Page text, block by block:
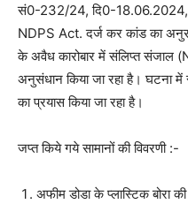
सं0-232/24, दि0-
NDPS Act. दर्ज कर कांड का
के अवैध कारोबार में संलिप्त संजाल
अनुसंधान किया जा रहा है। घटना में
का प्रयास किया जा रहा है।
जप्त किये गये सामानों की विवरणी :-
अफीम डोडा के प्लास्टिक बोरा